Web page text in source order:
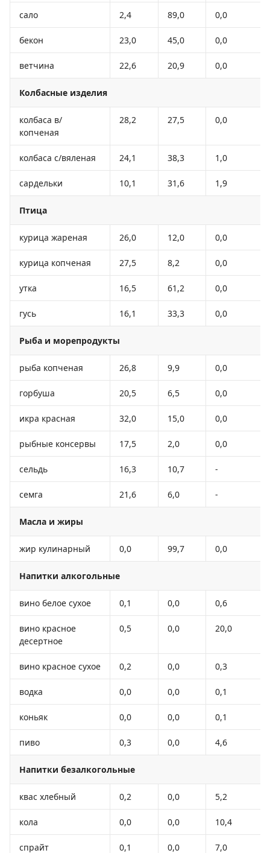
сало 2,4 89,0 0,0
бекон 23,0 45,0 0,0
ветчина 22,6 20,9 0,0
Колбасные изделия
колбаса в/
копченая
28,2 27,5 0,0
колбаса с/вяленая 24,1 38,3 1,0
сардельки 10,1 31,6 1,9
Птица
курица жареная 26,0 12,0 0,0
курица копченая 27,5 8,2 0,0
утка 16,5 61,2 0,0
гусь 16,1 33,3 0,0
Рыба и морепродукты
рыба копченая 26,8 9,9 0,0
горбуша 20,5 6,5 0,0
икра красная 32,0 15,0 0,0
рыбные консервы 17,5 2,0 0,0
сельдь 16,3 10,7 -
семга 21,6 6,0 -
Масла и жиры
жир кулинарный 0,0 99,7 0,0
Напитки алкогольные
вино белое сухое 0,1 0,0 0,6
вино красное
десертное
0,5 0,0 20,0
вино красное сухое 0,2 0,0 0,3
водка 0,0 0,0 0,1
коньяк 0,0 0,0 0,1
пиво 0,3 0,0 4,6
Напитки безалкогольные
квас хлебный 0,2 0,0 5,2
кола 0,0 0,0 10,4
спрайт 0,1 0,0 7,0